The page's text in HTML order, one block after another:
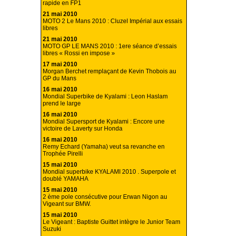
rapide en FP1
21 mai 2010
MOTO 2 Le Mans 2010 : Cluzel Impérial aux essais
libres
21 mai 2010
MOTO GP LE MANS 2010 : 1ere séance d’essais
libres « Rossi en impose »
17 mai 2010
Morgan Berchet remplaçant de Kevin Thobois au
GP du Mans
16 mai 2010
Mondial Superbike de Kyalami : Leon Haslam
prend le large
16 mai 2010
Mondial Supersport de Kyalami : Encore une
victoire de Laverty sur Honda
16 mai 2010
Remy Echard (Yamaha) veut sa revanche en
Trophée Pirelli
15 mai 2010
Mondial superbike KYALAMI 2010 . Superpole et
doublé YAMAHA
15 mai 2010
2 ème pole consécutive pour Erwan Nigon au
Vigeant sur BMW.
15 mai 2010
Le Vigeant : Baptiste Guittet intègre le Junior Team
Suzuki